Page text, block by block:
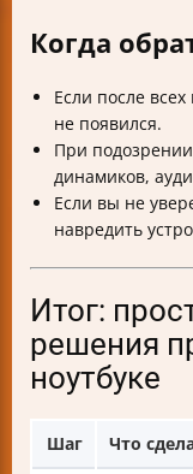
Когда
Если после
не появился.
При
динамиков,
Если вы не
навредить
Итог:
решения
ноутбуке
Шаг Что